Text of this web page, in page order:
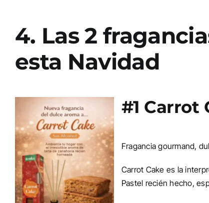
4. Las 2
esta Navidad
#1 Carrot
Fragancia gourmand,
Carrot Cake es la
Pastel recién hecho,